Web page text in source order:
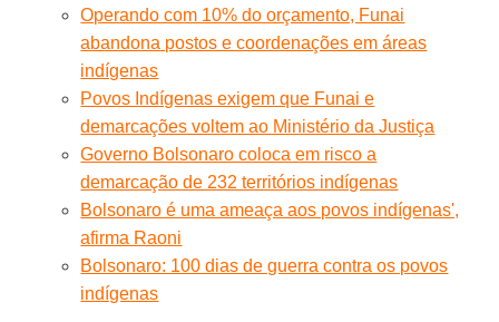
Operando com 10% do orçamento, Funai
abandona postos e coordenações em áreas
indígenas
Povos Indígenas exigem que Funai e
demarcações voltem ao Ministério da Justiça
Governo Bolsonaro coloca em risco a
demarcação de 232 territórios indígenas
Bolsonaro é uma ameaça aos povos indígenas',
afirma Raoni
Bolsonaro: 100 dias de guerra contra os povos
indígenas